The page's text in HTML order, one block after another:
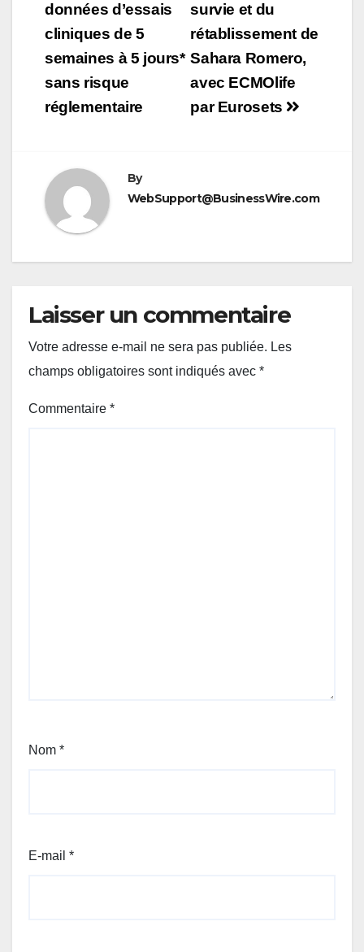
survie et du
rétablissement de
Sahara Romero,
avec ECMOlife
par Eurosets
données d’essais
cliniques de 5
semaines à 5 jours*
sans risque
réglementaire
By
WebSupport@BusinessWire.com
Laisser un commentaire
Votre adresse e-mail ne sera pas publiée. Les
champs obligatoires sont indiqués avec *
Commentaire *
Nom *
E-mail *